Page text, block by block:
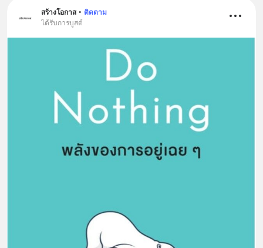
สร้างโอกาส • ติดตาม
ได้รับการบูสต์